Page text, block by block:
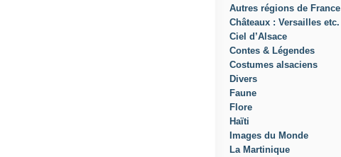
Autres régions de France
Châteaux : Versailles etc.
Ciel d’Alsace
Contes & Légendes
Costumes alsaciens
Divers
Faune
Flore
Haïti
Images du Monde
La Martinique